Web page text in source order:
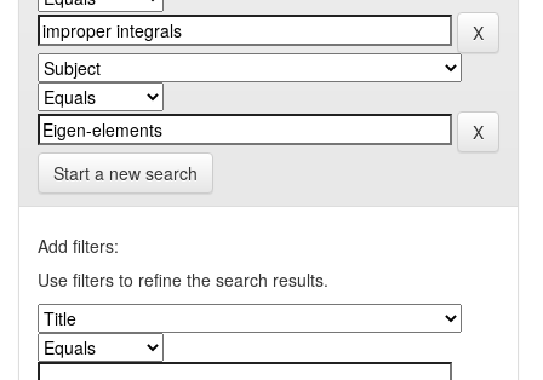
Start a new search
Add filters:
Use filters to refine the search results.